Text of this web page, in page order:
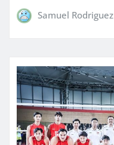
Samuel Rodriguez